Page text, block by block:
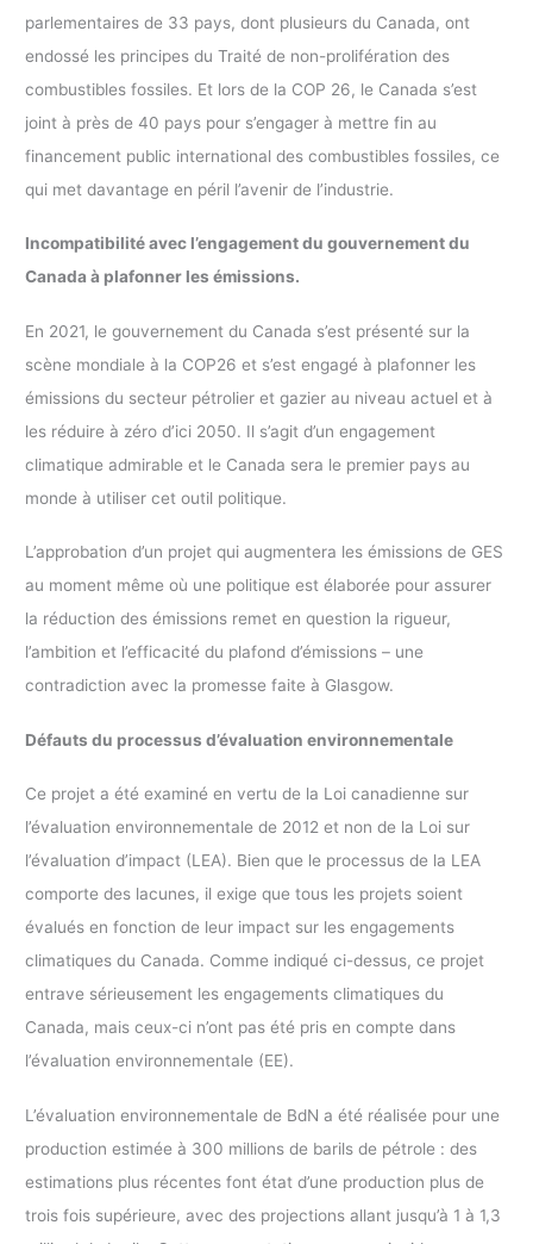
parlementaires de 33 pays, dont plusieurs du Canada, ont
endossé les principes du Traité de non-prolifération des
combustibles fossiles. Et lors de la COP 26, le Canada s’est
joint à près de 40 pays pour s’engager à mettre fin au
financement public international des combustibles fossiles, ce
qui met davantage en péril l’avenir de l’industrie.
Incompatibilité avec l’engagement du gouvernement du
Canada à plafonner les émissions.
En 2021, le gouvernement du Canada s’est présenté sur la
scène mondiale à la COP26 et s’est engagé à plafonner les
émissions du secteur pétrolier et gazier au niveau actuel et à
les réduire à zéro d’ici 2050. Il s’agit d’un engagement
climatique admirable et le Canada sera le premier pays au
monde à utiliser cet outil politique.
L’approbation d’un projet qui augmentera les émissions de GES
au moment même où une politique est élaborée pour assurer
la réduction des émissions remet en question la rigueur,
l’ambition et l’efficacité du plafond d’émissions – une
contradiction avec la promesse faite à Glasgow.
Défauts du processus d’évaluation environnementale
Ce projet a été examiné en vertu de la Loi canadienne sur
l’évaluation environnementale de 2012 et non de la Loi sur
l’évaluation d’impact (LEA). Bien que le processus de la LEA
comporte des lacunes, il exige que tous les projets soient
évalués en fonction de leur impact sur les engagements
climatiques du Canada. Comme indiqué ci-dessus, ce projet
entrave sérieusement les engagements climatiques du
Canada, mais ceux-ci n’ont pas été pris en compte dans
l’évaluation environnementale (EE).
L’évaluation environnementale de BdN a été réalisée pour une
production estimée à 300 millions de barils de pétrole : des
estimations plus récentes font état d’une production plus de
trois fois supérieure, avec des projections allant jusqu’à 1 à 1,3